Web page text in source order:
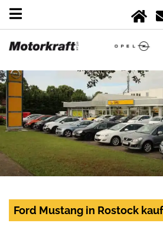
Ford Mustang in Rostock